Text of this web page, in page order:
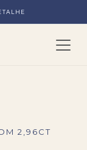
2,96CT